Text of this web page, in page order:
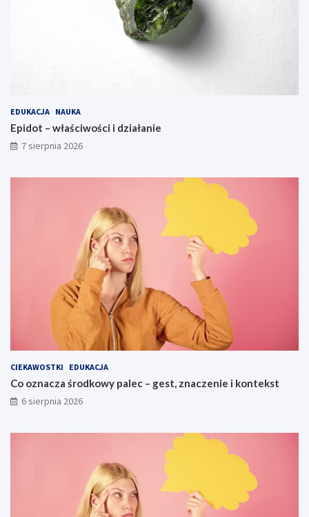
EDUKACJA NAUKA
Epidot – właściwości i działanie
7 sierpnia 2026
CIEKAWOSTKI EDUKACJA
Co oznacza środkowy palec – gest, znaczenie i kontekst
6 sierpnia 2026